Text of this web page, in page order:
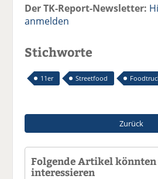
Der TK-Report-Newsletter:
anmelden
Stichworte
11er Streetfood
Zurück
Folgende Artikel könnten
interessieren